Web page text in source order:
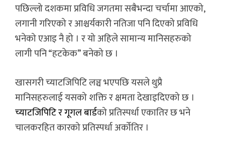
पछिल्लो दशकमा प्रविधि जगतमा सबैभन्दा चर्चामा आएको,
लगानी गरिएको र आश्चर्यकारी नतिजा पनि दिएको प्रविधि
भनेको एआइ नै हो । र यो अहिले सामान्य मानिसहरुको
लागी पनि “हटकेक” बनेको छ ।
खासगरी च्याटजिपिटि लञ्च भएपछि यसले थुप्रै
मानिसहरुलाई यसको शक्ति र क्षमता देखाइदिएको छ ।
च्याटजिपिटि र गूगल बार्डको प्रतिस्पर्धा एकातिर छ भने
चालकरहित कारको प्रतिस्पर्धा अर्कोतिर ।